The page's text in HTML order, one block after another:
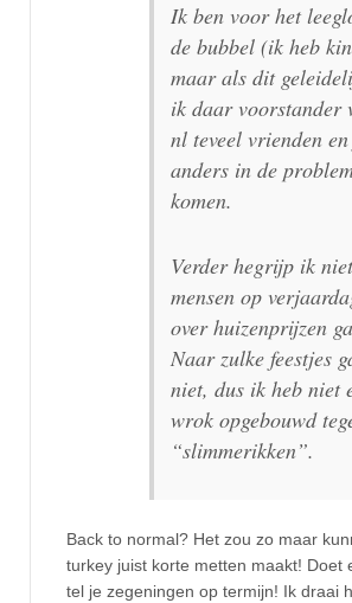
Ik ben voor het
de bubbel (ik heb
maar als dit
ik daar voorstander
nl teveel vrienden
anders in de
komen.
Verder hegrijp ik
mensen op
over huizenprijzen
Naar zulke feestjes
niet, dus ik heb niet
wrok opgebouwd
“slimmerikken”.
Back to normal? Het zou zo maar
turkey juist korte metten maakt! Doet
tel je zegeningen op termijn! Ik draai